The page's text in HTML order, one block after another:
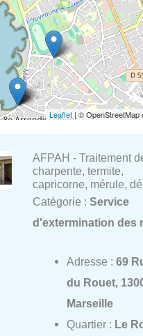
Leaflet | © OpenStreetMap
AFPAH - Traitement
charpente, termite,
capricorne, mérule, dé
Catégorie : Service
d'extermination des
Adresse : 69
du Rouet,
Marseille
Quartier : Le